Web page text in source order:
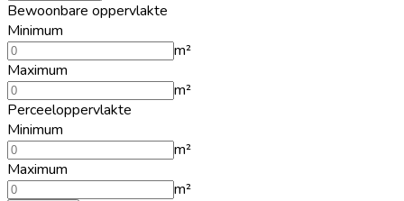
Bewoonbare oppervlakte
Minimum
m²
Maximum
m²
Perceeloppervlakte
Minimum
m²
Maximum
m²